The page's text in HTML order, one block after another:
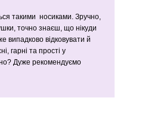
такими носиками. Зручно,
точно знаєш, що нікуди
випадково відковувати й
гарні та прості у
Дуже рекомендуємо